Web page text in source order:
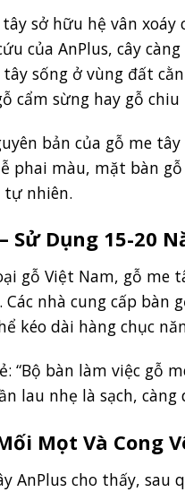
sở hữu hệ vân
của AnPlus, cây
sống ở vùng đất
cẩm sừng hay gỗ chiu
bản của gỗ me
phai màu, mặt bàn
tự nhiên.
Sử Dụng 15-20
gỗ Việt Nam, gỗ me
nhà cung cấp
kéo dài hàng chục
“Bộ bàn làm việc gỗ
lau nhẹ là sạch, càng
Mọt Và Cong
AnPlus cho thấy,